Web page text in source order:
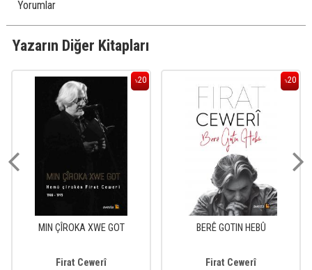
Yorumlar
Yazarın Diğer Kitapları
%20
MIN ÇÎROKA XWE GOT
Firat Cewerî
%20
BERÊ GOTIN HEBÛ
Firat Cewerî